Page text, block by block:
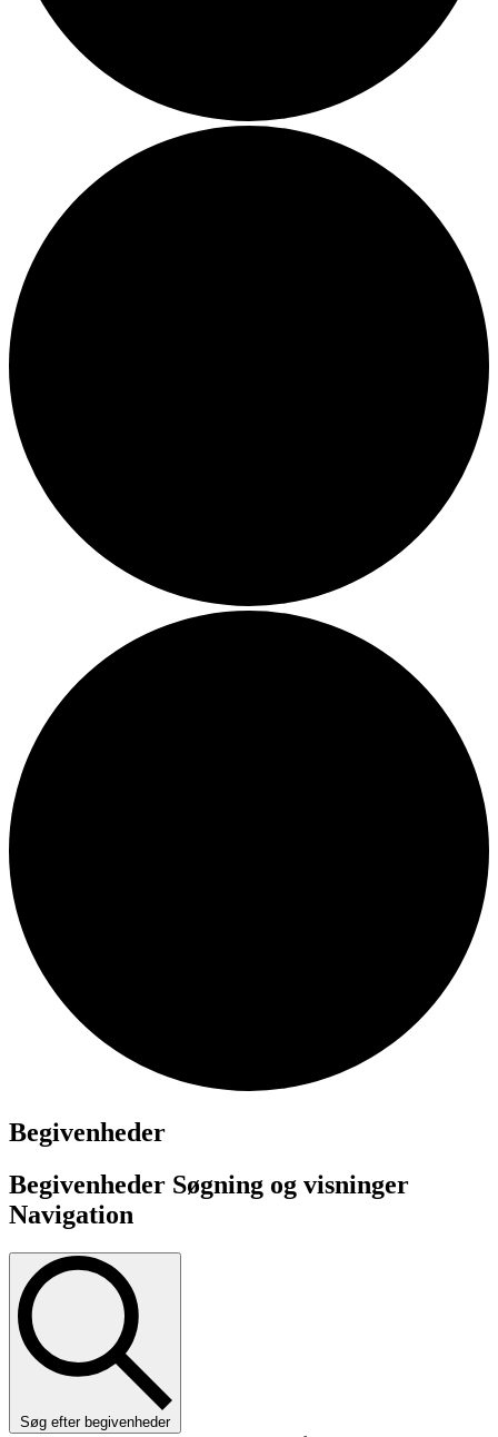
Begivenheder
Begivenheder Søgning og visninger
Navigation
Søg efter begivenheder